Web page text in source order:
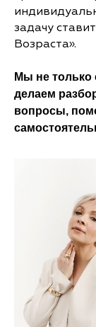
задачу
Возраста».
Мы не только
делаем
вопросы,